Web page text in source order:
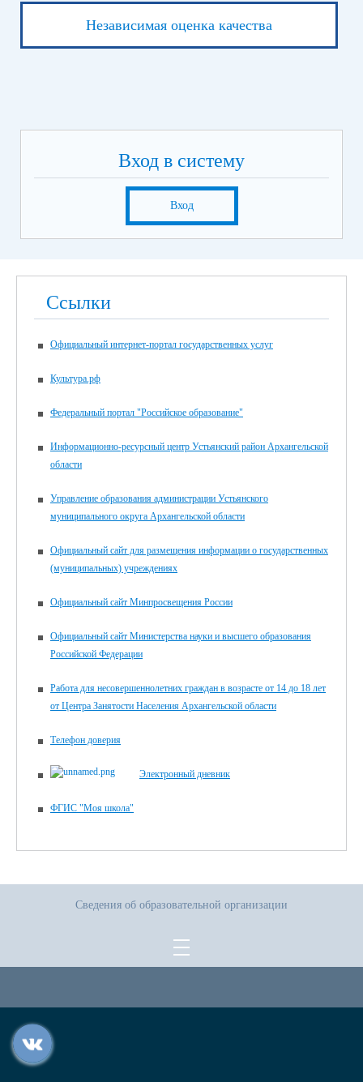
Независимая оценка качества
Вход в систему
Вход
Ссылки
Официальный интернет-портал государственных услуг
Культура.рф
Федеральный портал "Российское образование"
Информационно-ресурсный центр Устьянский район Архангельской
области
Управление образования администрации Устьянского
муниципального округа Архангельской области
Официальный сайт для размещения информации о государственных
(муниципальных) учреждениях
Официальный сайт Минпросвещения России
Официальный сайт Министерства науки и высшего образования
Российской Федерации
Работа для несовершеннолетних граждан в возрасте от 14 до 18 лет
от Центра Занятости Населения Архангельской области
Телефон доверия
Электронный дневник
ФГИС "Моя школа"
Сведения об образовательной организации